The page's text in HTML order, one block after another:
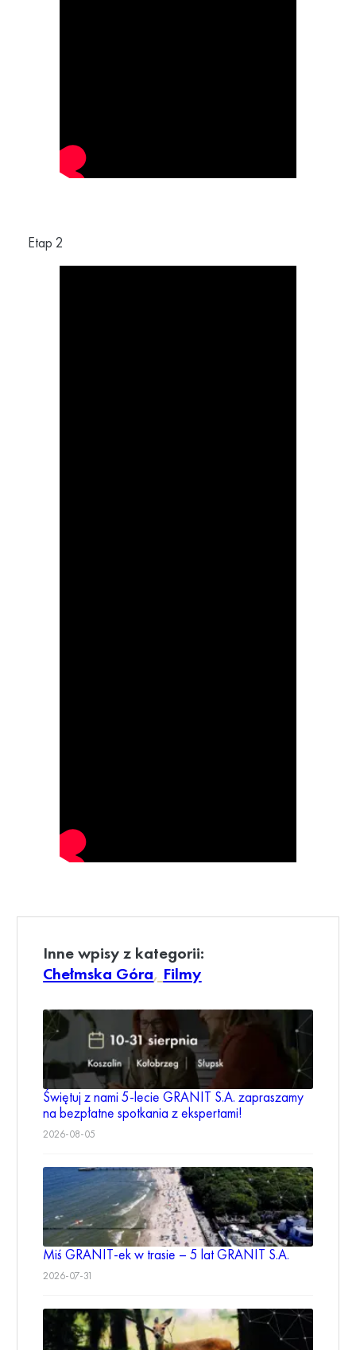
Etap 2
Inne wpisy z kategorii:
Chełmska Góra, Filmy
Świętuj z nami 5-lecie GRANIT S.A. zapraszamy
na bezpłatne spotkania z ekspertami!
2026-08-05
Miś GRANIT-ek w trasie – 5 lat GRANIT S.A.
2026-07-31